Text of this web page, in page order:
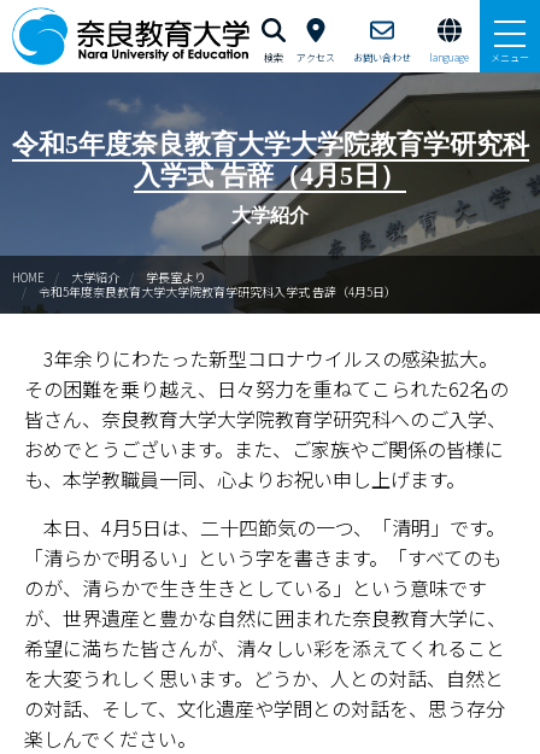
検索 アクセス お問い合わせ language メニュー
本学で学びたい方へ
在学生の方へ
卒業生・修了生の方、現職教員の方へ
自治体・企業の方へ
一般・地域の方へ
教職員の方へ
大学紹介
入試情報
学部・大学院
進路・就職
教育・学生生活
令和5年度奈良教育大学大学院教育学研究科
入学式 告辞（4月5日）
大学紹介
HOME 大学紹介
学長室より
令和5年度奈良教育大学大学院教育学研究科入学式 告辞（4月5日）
3年余りにわたった新型コロナウイルスの感染拡大。
その困難を乗り越え、日々努力を重ねてこられた62名の
皆さん、奈良教育大学大学院教育学研究科へのご入学、
おめでとうございます。また、ご家族やご関係の皆様に
も、本学教職員一同、心よりお祝い申し上げます。
本日、4月5日は、二十四節気の一つ、「清明」です。
「清らかで明るい」という字を書きます。「すべてのも
のが、清らかで生き生きとしている」という意味です
が、世界遺産と豊かな自然に囲まれた奈良教育大学に、
希望に満ちた皆さんが、清々しい彩を添えてくれること
を大変うれしく思います。どうか、人との対話、自然と
の対話、そして、文化遺産や学問との対話を、思う存分
楽しんでください。